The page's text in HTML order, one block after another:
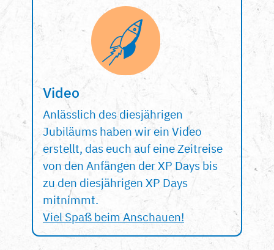
Video
Anlässlich des diesjährigen
Jubiläums haben wir ein Video
erstellt, das euch auf eine Zeitreise
von den Anfängen der XP Days bis
zu den diesjährigen XP Days
mitnimmt.
Viel Spaß beim Anschauen!